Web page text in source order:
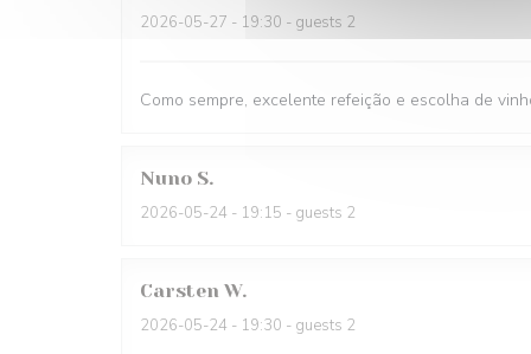
2026-05-27 - 19:30 - guests 2
Como sempre, excelente refeição e escolha de
Nuno S
2026-05-24 - 19:15 - guests 2
Carsten W
2026-05-24 - 19:30 - guests 2